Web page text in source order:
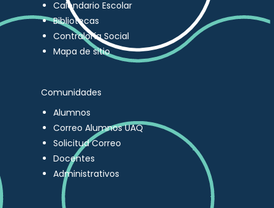
Calendario Escolar
Bibliotecas
Contraloría Social
Mapa de sitio
Comunidades
Alumnos
Correo Alumnos UAQ
Solicitud Correo
Docentes
Administrativos